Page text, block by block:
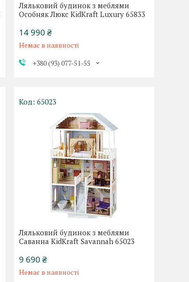
Ляльковий будинок з меблями
Особняк Люкс KidKraft Luxury 65833
14 990 ₴
Немає в наявності
+380 (93) 077-51-55
65023
Ляльковий будинок з меблями
Саванна KidKraft Savannah 65023
9 690 ₴
Немає в наявності